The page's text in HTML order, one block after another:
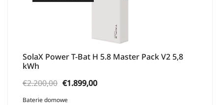
SolaX Power T-Bat H 5.8 Master Pack V2 5,8
kWh
€2.200,00 Pierwotna
€1.899,00Aktualna
Baterie domowe